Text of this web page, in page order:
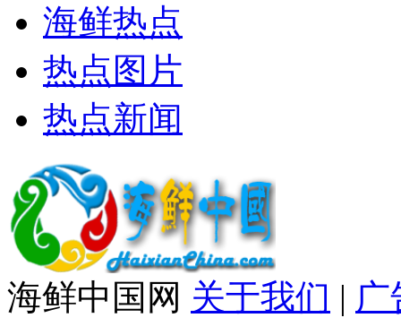
海鲜热点
热点图片
热点新闻
海鲜中国网 关于我们 | 广